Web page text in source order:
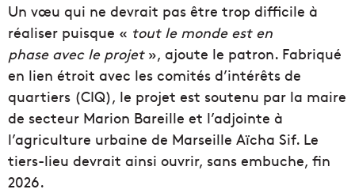
Un vœu qui ne devrait pas être trop difficile à
réaliser puisque « tout le monde est en
phase avec le projet», ajoute le patron. Fabriqué
en lien étroit avec les comités d’intérêts de
quartiers (CIQ), le projet est soutenu par la maire
de secteur Marion Bareille et l’adjointe à
l’agriculture urbaine de Marseille Aïcha Sif. Le
tiers-lieu devrait ainsi ouvrir, sans embuche, fin
2026.